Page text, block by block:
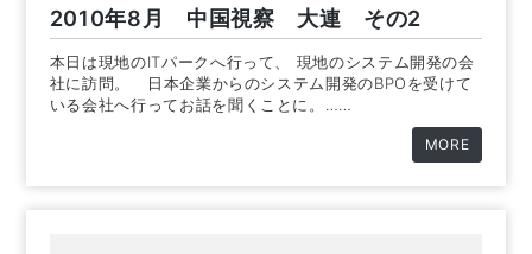
2010年8月 中国視察 大連 その2
本日は現地のITパークへ行って、 現地のシステム開発の会
社に訪問。 日本企業からのシステム開発のBPOを受けて
いる会社へ行ってお話を聞くことに。……
MORE